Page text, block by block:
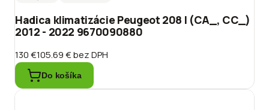
Hadica klimatizácie Peugeot 208 I (CA_, CC_)
2012 - 2022 9670090880
130 €105.69 €bez DPH
Do košíka